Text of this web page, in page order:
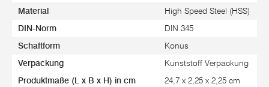
Material High Speed Steel (HSS)
DIN-Norm DIN 345
Schaftform Konus
Verpackung Kunststoff Verpackung
Produktmaße (L x B x H) in cm 24,7 x 2,25 x 2,25 cm